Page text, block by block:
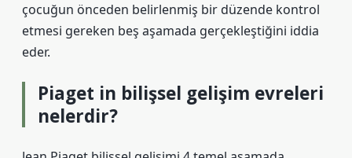
çocuğun önceden belirlenmiş bir düzende kontrol
etmesi gereken beş aşamada gerçekleştiğini iddia
eder.
Piaget in bilişsel gelişim evreleri
nelerdir?